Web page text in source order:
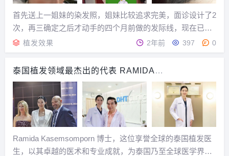
首先送上一姐妹的染发照，姐妹比较追求完美，面诊设计了2
次，再三确定之后才动手的四个月前做的发际线，现在已经
开始染发了...种植数量2千单位...
植发效果 2年前 397 0
泰国植发领域最杰出的代表 RAMIDA
KASEMSOMPORN博士
Ramida Kasemsomporn 博士，这位享誉全球的泰国植发医
生，以其卓越的医术和专业成就，为泰国乃至全球医学界赢